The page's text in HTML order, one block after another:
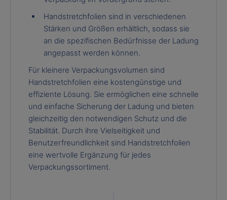
Handstretchfolien sind in verschiedenen
Stärken und Größen erhältlich, sodass sie
an die spezifischen Bedürfnisse der Ladung
angepasst werden können.
Für kleinere Verpackungsvolumen sind
Handstretchfolien eine kostengünstige und
effiziente Lösung. Sie ermöglichen eine schnelle
und einfache Sicherung der Ladung und bieten
gleichzeitig den notwendigen Schutz und die
Stabilität. Durch ihre Vielseitigkeit und
Benutzerfreundlichkeit sind Handstretchfolien
eine wertvolle Ergänzung für jedes
Verpackungssortiment.